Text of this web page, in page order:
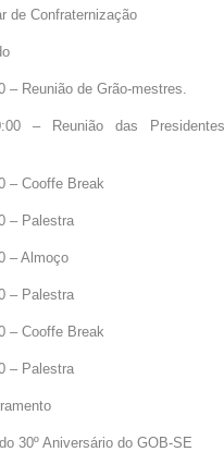
de Confraternização
– Reunião de Grão-mestres.
– Reunião das
– Cooffe Break
– Palestra
– Almoço
– Palestra
– Cooffe Break
– Palestra
30º Aniversário do GOB-SE